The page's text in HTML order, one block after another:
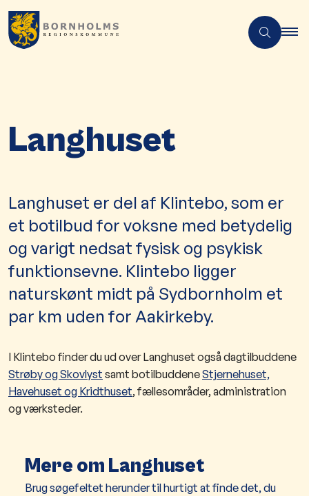
Langhuset
​​​​​​​​Langhuset​ er del af Klintebo, som er
et botilbud for voksne med betydelig
og varigt nedsat fysisk og psykisk
funktionsevne. Klintebo ligger
naturskønt midt på Sydbornholm et
par km uden for Aakirkeby.
I Klintebo finder du ud over Langhuset også dagtilbuddene
Strøby og Skovlyst ​ samt botilbuddeneStjernehuset,
Havehuset og Kridthuset, fællesområder, administration
og værksteder.
Mere om Langhuset
Brug søgefeltet herunder til hurtigt at finde det, du